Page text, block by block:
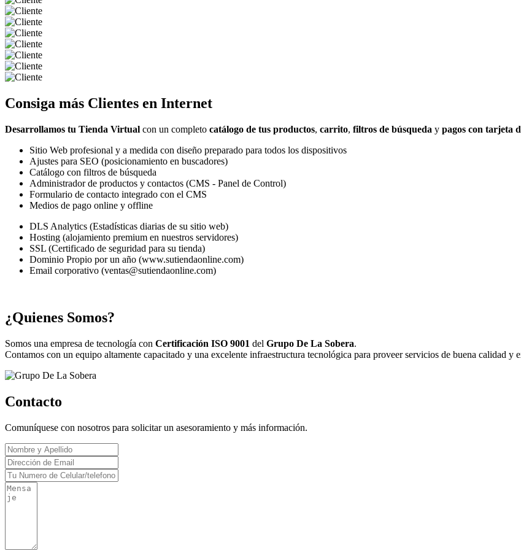
Consiga más Clientes en Internet
Desarrollamos tu Tienda Virtual con un completo catálogo de tus productos, carrito, filtros de búsqueda y pagos con tarjeta
Sitio Web profesional y a medida con diseño preparado para todos los dispositivos
Ajustes para SEO (posicionamiento en buscadores)
Catálogo con filtros de búsqueda
Administrador de productos y contactos (CMS - Panel de Control)
Formulario de contacto integrado con el CMS
Medios de pago online y offline
DLS Analytics (Estadísticas diarias de su sitio web)
Hosting (alojamiento premium en nuestros servidores)
SSL (Certificado de seguridad para su tienda)
Dominio Propio por un año (www.sutiendaonline.com)
Email corporativo (ventas@sutiendaonline.com)
¿Quienes Somos?
Somos una empresa de tecnología con Certificación ISO 9001 del Grupo De La Sobera.
Contamos con un equipo altamente capacitado y una excelente infraestructura tecnológica para proveer servicios de buena calidad y
Contacto
Comuníquese con nosotros para solicitar un asesoramiento y más información.